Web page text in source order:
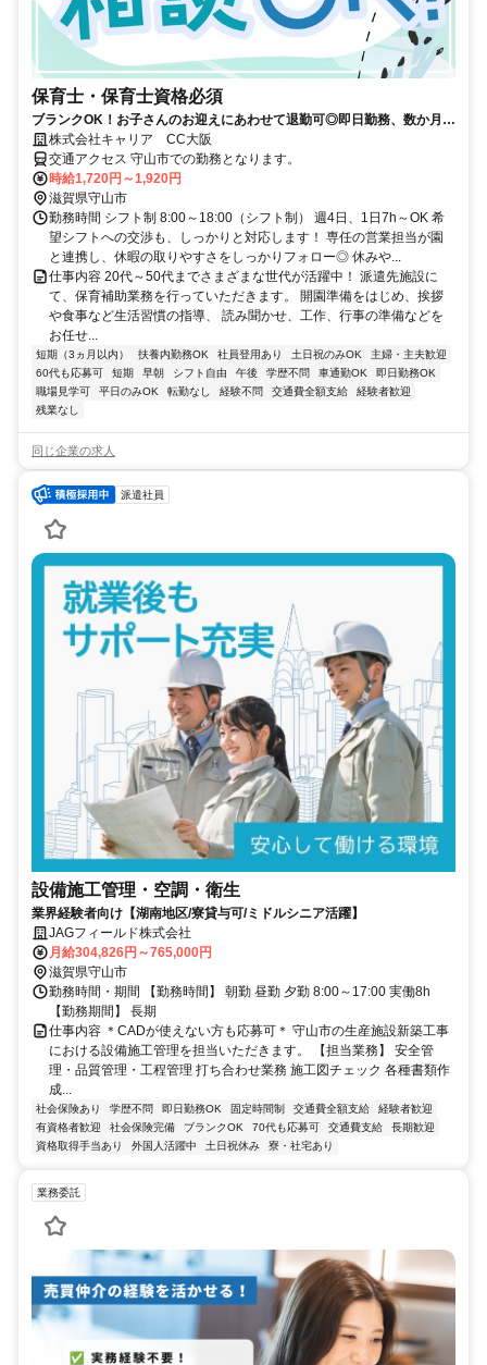
保育士・保育士資格必須
ブランクOK！お子さんのお迎えにあわせて退勤可◎即日勤務、数か月後
スタートもOK◎残業なしなど、ご希望に応じてご案内します♪
株式会社キャリア CC大阪
交通アクセス 守山市での勤務となります。
時給1,720円～1,920円
滋賀県守山市
勤務時間 シフト制 8:00～18:00（シフト制） 週4日、1日7h～OK 希
望シフトへの交渉も、しっかりと対応します！ 専任の営業担当が園
と連携し、休暇の取りやすさをしっかりフォロー◎ 休みや...
仕事内容 20代～50代までさまざまな世代が活躍中！ 派遣先施設に
て、保育補助業務を行っていただきます。 開園準備をはじめ、挨拶
や食事など生活習慣の指導、 読み聞かせ、工作、行事の準備などを
お任せ...
短期（3ヵ月以内） 扶養内勤務OK 社員登用あり 土日祝のみOK
主婦・主夫歓迎
60代も応募可
短期 早朝 シフト自由 午後 学歴不問 車通勤OK
即日勤務OK
職場見学可
平日のみOK 転勤なし 経験不問 交通費全額支給
経験者歓迎
残業なし
同じ企業の求人
派遣社員
設備施工管理・空調・衛生
業界経験者向け【湖南地区/寮貸与可/ミドルシニア活躍】
JAGフィールド株式会社
月給304,826円～765,000円
滋賀県守山市
勤務時間・期間 【勤務時間】 朝勤 昼勤 夕勤 8:00～17:00 実働8h
【勤務期間】 長期
仕事内容 ＊CADが使えない方も応募可＊ 守山市の生産施設新築工事
における設備施工管理を担当いただきます。 【担当業務】 安全管
理・品質管理・工程管理 打ち合わせ業務 施工図チェック 各種書類作
成...
社会保険あり 学歴不問 即日勤務OK 固定時間制 交通費全額支給
経験者歓迎
有資格者歓迎
社会保険完備 ブランクOK 70代も応募可 交通費支給
長期歓迎
資格取得手当あり
外国人活躍中 土日祝休み 寮・社宅あり
業務委託